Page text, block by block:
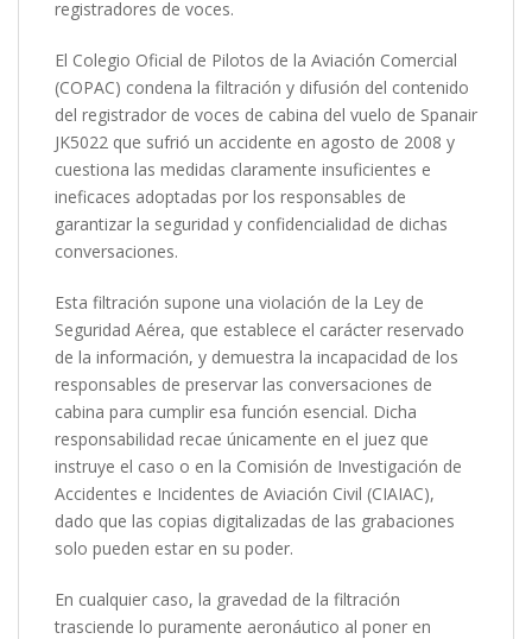
registradores de voces.
El Colegio Oficial de Pilotos de la Aviación Comercial
(COPAC) condena la filtración y difusión del contenido
del registrador de voces de cabina del vuelo de Spanair
JK5022 que sufrió un accidente en agosto de 2008 y
cuestiona las medidas claramente insuficientes e
ineficaces adoptadas por los responsables de
garantizar la seguridad y confidencialidad de dichas
conversaciones.
Esta filtración supone una violación de la Ley de
Seguridad Aérea, que establece el carácter reservado
de la información, y demuestra la incapacidad de los
responsables de preservar las conversaciones de
cabina para cumplir esa función esencial. Dicha
responsabilidad recae únicamente en el juez que
instruye el caso o en la Comisión de Investigación de
Accidentes e Incidentes de Aviación Civil (CIAIAC),
dado que las copias digitalizadas de las grabaciones
solo pueden estar en su poder.
En cualquier caso, la gravedad de la filtración
trasciende lo puramente aeronáutico al poner en